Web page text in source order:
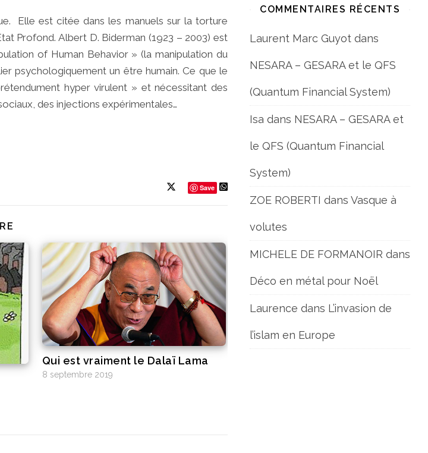
Elle est citée dans les manuels sur la torture
Profond. Albert D. Biderman (1923 – 2003) est
of Human Behavior » (la manipulation du
psychologiquement un être humain. Ce que le
hyper virulent » et nécessitant des
des injections expérimentales…
Save
Qui est vraiment le Dalaï Lama
8 septembre 2019
COMMENTAIRES RÉCENTS
Laurent Marc Guyot dans
NESARA – GESARA et le QFS
(Quantum Financial System)
Isa dans NESARA – GESARA et
le QFS (Quantum Financial
System)
ZOE ROBERTI dans Vasque à
volutes
MICHELE DE FORMANOIR dans
Déco en métal pour Noël
Laurence dans L’invasion de
l’islam en Europe